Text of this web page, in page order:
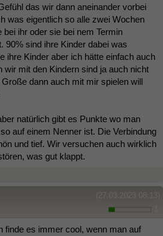
das wir dann aneinander vorbei
was eigentlich so alle zwei Wochen
bei ihr oder sie bei nem Termin
90% sind ihre Kinder dabei was
ihre Kinder aber ich hätte einfach auch
wir mit den Kindern sind ja auch nicht
dann auch mit mir spielen will
natürlich gibt es Punkte wo man
auf einem Nenner ist. Die Verbindung
und tief. Wir versuchen auch wirklich
was gut klappt.
(27.03.2023 08:13)
finde es immer cool, wenn man auf